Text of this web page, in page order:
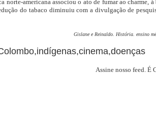
americana associou o ato de fumar ao charme,
do tabaco diminuiu com a divulgação de
Gislane e Reinaldo. História. ensino
Assine nosso feed. É